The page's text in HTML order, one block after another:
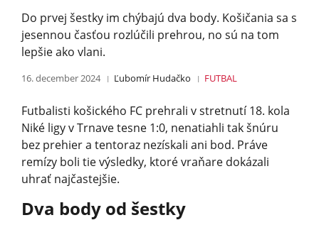
Do prvej šestky im chýbajú dva body. Košičania sa s
jesennou časťou rozlúčili prehrou, no sú na tom
lepšie ako vlani.
16. december 2024 Ľubomír Hudačko FUTBAL
Futbalisti košického FC prehrali v stretnutí 18. kola
Niké ligy v Trnave tesne 1:0, nenatiahli tak šnúru
bez prehier a tentoraz nezískali ani bod. Práve
remízy boli tie výsledky, ktoré vraňare dokázali
uhrať najčastejšie.
Dva body od šestky